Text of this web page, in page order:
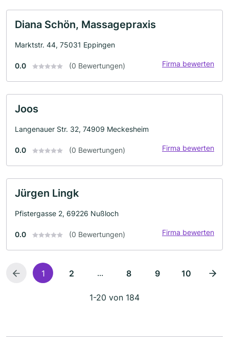
Diana Schön, Massagepraxis
Marktstr. 44, 75031 Eppingen
0.0 (0 Bewertungen) Firma bewerten
Joos
Langenauer Str. 32, 74909 Meckesheim
0.0 (0 Bewertungen) Firma bewerten
Jürgen Lingk
Pfistergasse 2, 69226 Nußloch
0.0 (0 Bewertungen) Firma bewerten
1 2 ... 8 9 10
1-20 von 184